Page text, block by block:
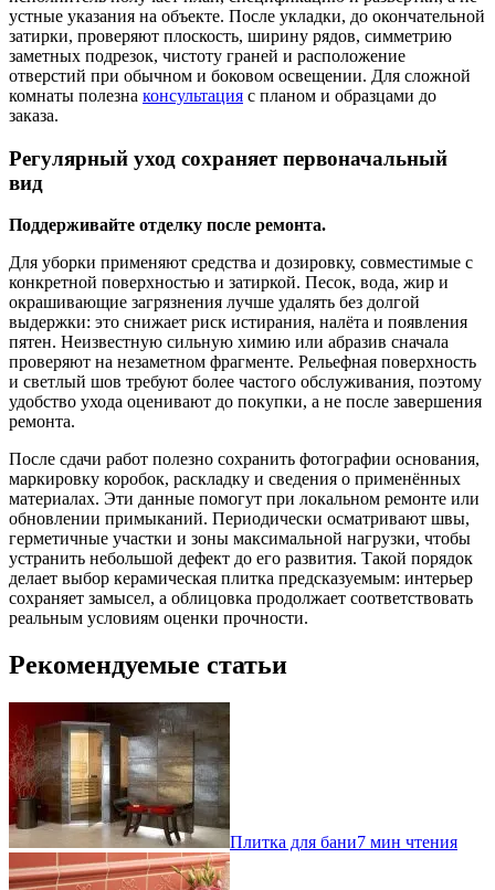
устные указания на объекте. После укладки, до окончательной
затирки, проверяют плоскость, ширину рядов, симметрию
заметных подрезок, чистоту граней и расположение
отверстий при обычном и боковом освещении. Для сложной
комнаты полезна консультация с планом и образцами до
заказа.
Регулярный уход сохраняет первоначальный
вид
Поддерживайте отделку после ремонта.
Для уборки применяют средства и дозировку, совместимые с
конкретной поверхностью и затиркой. Песок, вода, жир и
окрашивающие загрязнения лучше удалять без долгой
выдержки: это снижает риск истирания, налёта и появления
пятен. Неизвестную сильную химию или абразив сначала
проверяют на незаметном фрагменте. Рельефная поверхность
и светлый шов требуют более частого обслуживания, поэтому
удобство ухода оценивают до покупки, а не после завершения
ремонта.
После сдачи работ полезно сохранить фотографии основания,
маркировку коробок, раскладку и сведения о применённых
материалах. Эти данные помогут при локальном ремонте или
обновлении примыканий. Периодически осматривают швы,
герметичные участки и зоны максимальной нагрузки, чтобы
устранить небольшой дефект до его развития. Такой порядок
делает выбор керамическая плитка предсказуемым: интерьер
сохраняет замысел, а облицовка продолжает соответствовать
реальным условиям оценки прочности.
Рекомендуемые статьи
Плитка для бани7 мин чтения